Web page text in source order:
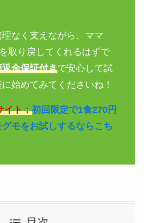
なく支えながら、ママ
取り戻してくれるはずで
返金保証付きで安心して試
始めてみてくださいね！
イト：初回限定で1食270円
モをお試しするならこち